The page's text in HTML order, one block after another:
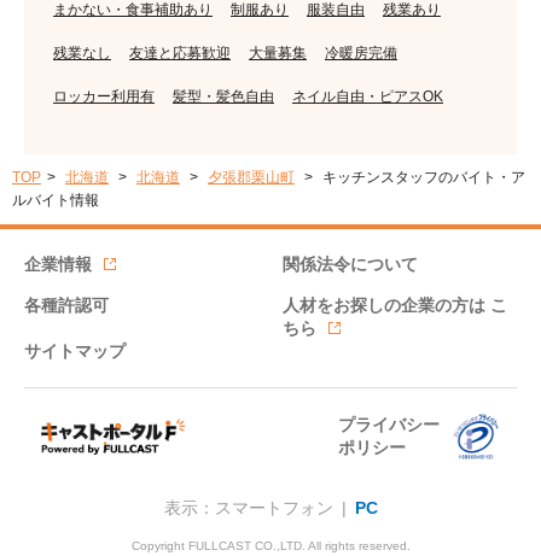
まかない・食事補助あり 制服あり 服装自由 残業あり
残業なし 友達と応募歓迎 大量募集 冷暖房完備
ロッカー利用有 髪型・髪色自由 ネイル自由・ピアスOK
TOP 北海道 北海道 夕張郡栗山町
キッチンスタッフのバイト・ア
ルバイト情報
企業情報 関係法令について
各種許認可 人材をお探しの企業の方は こ
ちら
サイトマップ
プライバシー
ポリシー
表示：スマートフォン | PC
Copyright FULLCAST CO.,LTD. All rights reserved.